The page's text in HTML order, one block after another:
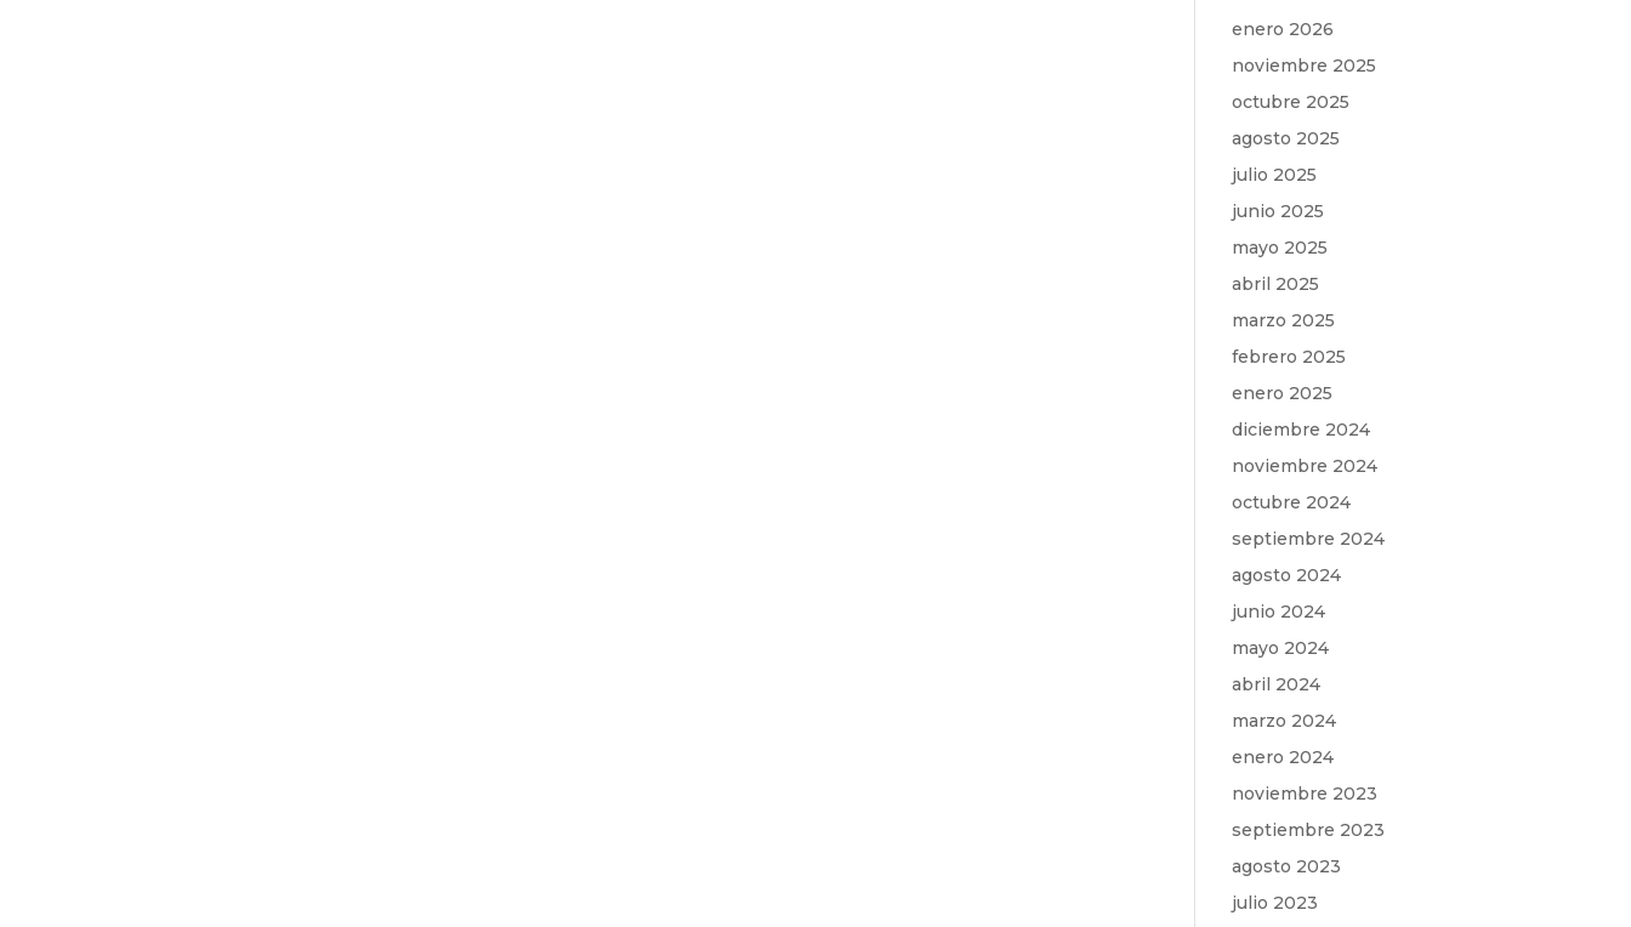
enero 2026
noviembre 2025
octubre 2025
agosto 2025
julio 2025
junio 2025
mayo 2025
abril 2025
marzo 2025
febrero 2025
enero 2025
diciembre 2024
noviembre 2024
octubre 2024
septiembre 2024
agosto 2024
junio 2024
mayo 2024
abril 2024
marzo 2024
enero 2024
noviembre 2023
septiembre 2023
agosto 2023
julio 2023